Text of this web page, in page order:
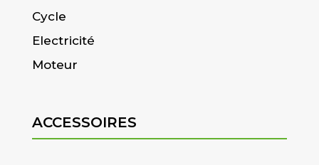
Cycle
Electricité
Moteur
ACCESSOIRES